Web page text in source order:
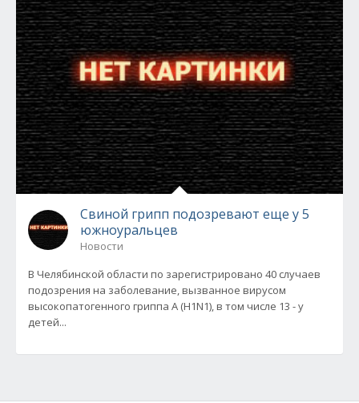
Свиной грипп подозревают еще у 5
южноуральцев
Новости
В Челябинской области по зарегистрировано 40 случаев
подозрения на заболевание, вызванное вирусом
высокопатогенного гриппа А (H1N1), в том числе 13 - у
детей...